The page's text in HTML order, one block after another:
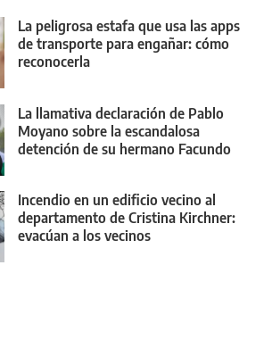
La peligrosa estafa que usa las apps
de transporte para engañar: cómo
reconocerla
La llamativa declaración de Pablo
Moyano sobre la escandalosa
detención de su hermano Facundo
Incendio en un edificio vecino al
departamento de Cristina Kirchner:
evacúan a los vecinos